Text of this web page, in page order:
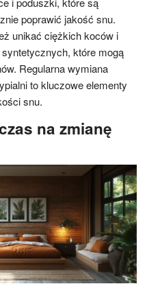
poprawić jakość snu.
unikać ciężkich koców i
które mogą
Regularna wymiana
to kluczowe elementy
snu.
na zmianę